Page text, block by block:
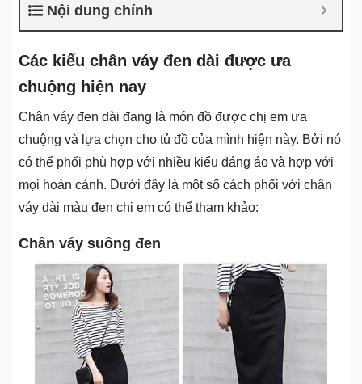
Nội dung chính
Các kiểu chân váy đen dài được ưa
chuộng hiện nay
Chân váy đen dài đang là món đồ được chị em ưa
chuộng và lựa chọn cho tủ đồ của mình hiện này. Bởi nó
có thể phối phù hợp với nhiều kiểu dáng áo và hợp với
mọi hoàn cảnh. Dưới đây là một số cách phối với chân
váy dài màu đen chị em có thể tham khảo:
Chân váy suông đen